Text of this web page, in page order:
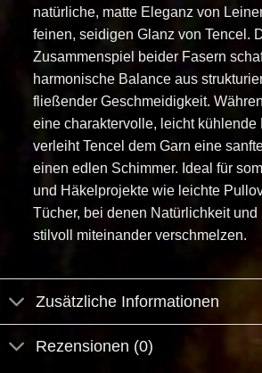
natürliche, matte Eleganz von
feinen, seidigen Glanz von Tencel.
Zusammenspiel beider Fasern
harmonische Balance aus
fließender Geschmeidigkeit.
eine charaktervolle, leicht kühlende
verleiht Tencel dem Garn eine
einen edlen Schimmer. Ideal für
und Häkelprojekte wie leichte
Tücher, bei denen Natürlichkeit und
stilvoll miteinander verschmelzen.
Zusätzliche Informationen
Rezensionen (0)